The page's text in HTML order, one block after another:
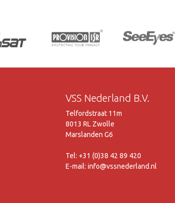
VSS Nederland B.V.
Telfordstraat 11m
8013 RL Zwolle
Marslanden G6
Tel: +31 (0)38 42 89 420
E-mail: info@vssnederland.nl